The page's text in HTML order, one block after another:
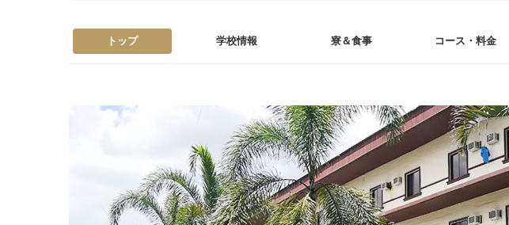
トップ 学校情報 寮＆食事 コース・料金